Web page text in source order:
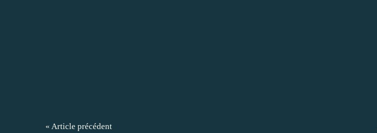
« Article précédent